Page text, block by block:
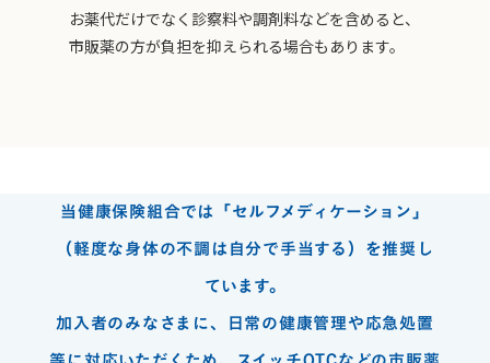
お薬代だけでなく診察料や調剤料などを含めると、
市販薬の方が負担を抑えられる場合もあります。
当健康保険組合では「セルフメディケーション」
（軽度な身体の不調は自分で手当する）を推奨し
ています。
加入者のみなさまに、日常の健康管理や応急処置